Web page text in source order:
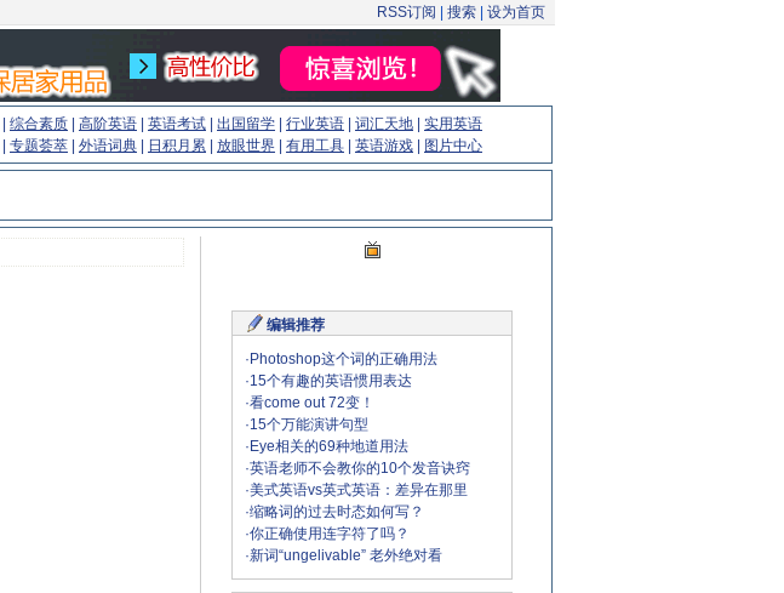
RSS订阅 搜索 设为首页
综合素质 高阶英语 英语考试 出国留学 行业英语 词汇天地
实用英语
专题荟萃 外语词典 日积月累 放眼世界 有用工具 英语游戏 图片中心
编辑推荐
· Photoshop这个词的正确用法
·15个有趣的英语惯用表达
·看come out 72变！
·15个万能演讲句型
· Eye相关的69种地道用法
·英语老师不会教你的10个发音诀窍
·美式英语vs英式英语：差异在那里
·缩略词的过去时态如何写？
·你正确使用连字符了吗？
·新词“ungelivable” 老外绝对看